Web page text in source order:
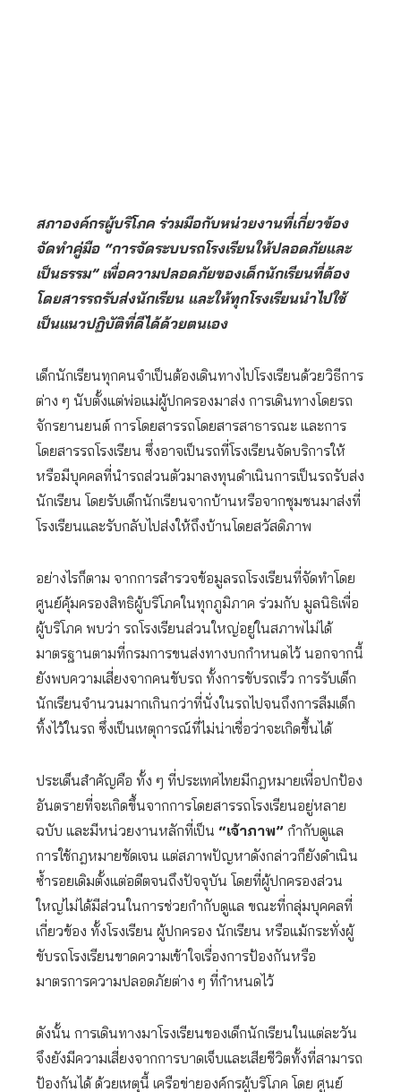
สภาองค์กรผู้บริโภค ร่วมมือกับหน่วยงานที่เกี่ยวข้อง
จัดทำคู่มือ “การจัดระบบรถโรงเรียนให้ปลอดภัยและ
เป็นธรรม” เพื่อความปลอดภัยของเด็กนักเรียนที่ต้อง
โดยสารรถรับส่งนักเรียน และให้ทุกโรงเรียนนำไปใช้
เป็นแนวปฏิบัติที่ดีได้ด้วยตนเอง
เด็กนักเรียนทุกคนจำเป็นต้องเดินทางไปโรงเรียนด้วยวิธีการ
ต่าง ๆ นับตั้งแต่พ่อแม่ผู้ปกครองมาส่ง การเดินทางโดยรถ
จักรยานยนต์ การโดยสารรถโดยสารสาธารณะ และการ
โดยสารรถโรงเรียน ซึ่งอาจเป็นรถที่โรงเรียนจัดบริการให้
หรือมีบุคคลที่นำรถส่วนตัวมาลงทุนดำเนินการเป็นรถรับส่ง
นักเรียน โดยรับเด็กนักเรียนจากบ้านหรือจากชุมชนมาส่งที่
โรงเรียนและรับกลับไปส่งให้ถึงบ้านโดยสวัสดิภาพ
อย่างไรก็ตาม จากการสำรวจข้อมูลรถโรงเรียนที่จัดทำโดย
ศูนย์คุ้มครองสิทธิผู้บริโภคในทุกภูมิภาค ร่วมกับ มูลนิธิเพื่อ
ผู้บริโภค พบว่า รถโรงเรียนส่วนใหญ่อยู่ในสภาพไม่ได้
มาตรฐานตามที่กรมการขนส่งทางบกกำหนดไว้ นอกจากนี้
ยังพบความเสี่ยงจากคนขับรถ ทั้งการขับรถเร็ว การรับเด็ก
นักเรียนจำนวนมากเกินกว่าที่นั่งในรถไปจนถึงการลืมเด็ก
ทิ้งไว้ในรถ ซึ่งเป็นเหตุการณ์ที่ไม่น่าเชื่อว่าจะเกิดขึ้นได้
ประเด็นสำคัญคือ ทั้ง ๆ ที่ประเทศไทยมีกฎหมายเพื่อปกป้อง
อันตรายที่จะเกิดขึ้นจากการโดยสารรถโรงเรียนอยู่หลาย
ฉบับ และมีหน่วยงานหลักที่เป็น “เจ้าภาพ” กำกับดูแล
การใช้กฎหมายชัดเจน แต่สภาพปัญหาดังกล่าวก็ยังดำเนิน
ซํ้ารอยเดิมตั้งแต่อดีตจนถึงปัจจุบัน โดยที่ผู้ปกครองส่วน
ใหญ่ไม่ได้มีส่วนในการช่วยกำกับดูแล ขณะที่กลุ่มบุคคลที่
เกี่ยวข้อง ทั้งโรงเรียน ผู้ปกครอง นักเรียน หรือแม้กระทั่งผู้
ขับรถโรงเรียนขาดความเข้าใจเรื่องการป้องกันหรือ
มาตรการความปลอดภัยต่าง ๆ ที่กำหนดไว้
ดังนั้น การเดินทางมาโรงเรียนของเด็กนักเรียนในแต่ละวัน
จึงยังมีความเสี่ยงจากการบาดเจ็บและเสียชีวิตทั้งที่สามารถ
ป้องกันได้ ด้วยเหตุนี้ เครือข่ายองค์กรผู้บริโภค โดย ศูนย์